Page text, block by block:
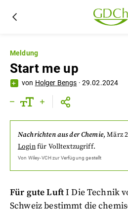
Meldung
Start me up
von Holger Bengs · 29.02.2024
Nachrichten aus der Chemie,März
Loginfür Volltextzugriff.
Von Wiley-VCHzur Verfügung gestellt
Für gute LuftI Die Technik
Schweiz bestimmt die